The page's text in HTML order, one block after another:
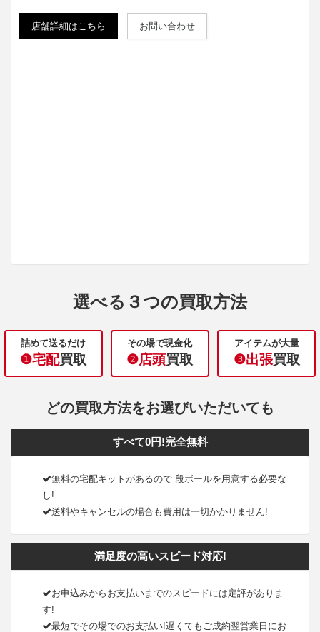
店舗詳細はこちら お問い合わせ
選べる３つの買取方法
詰めて送るだけ
❶宅配買取
その場で現金化
❷店頭買取
アイテムが大量
❸出張買取
どの買取方法をお選びいただいても
すべて0円!完全無料
無料の宅配キットがあるので 段ボールを用意する必要な
し!
送料やキャンセルの場合も費用は一切かかりません!
満足度の高いスピード対応!
お申込みからお支払いまでのスピードには定評がありま
す!
最短でその場でのお支払い!遅くてもご成約翌営業日にお